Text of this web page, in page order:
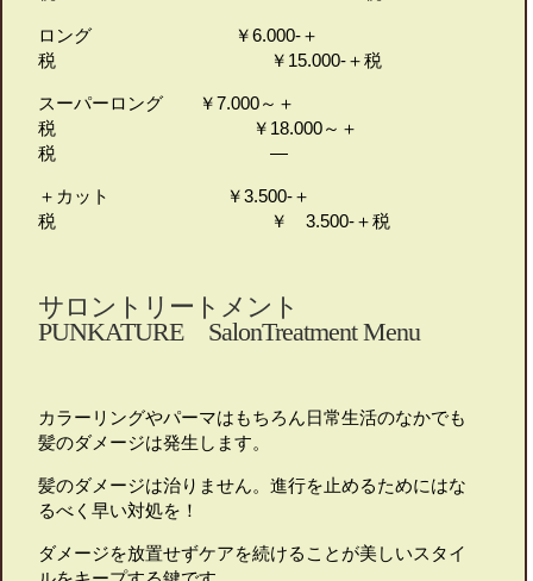
ロング ￥6.000-＋
税 ￥15.000-＋税
スーパーロング ￥7.000～＋
税 ￥18.000～＋
税 ―
＋カット ￥3.500-＋
税 ￥ 3.500-＋税
サロントリートメント
PUNKATURE SalonTreatment Menu
カラーリングやパーマはもちろん日常生活のなかでも
髪のダメージは発生します。
髪のダメージは治りません。進行を止めるためにはな
るべく早い対処を！
ダメージを放置せずケアを続けることが美しいスタイ